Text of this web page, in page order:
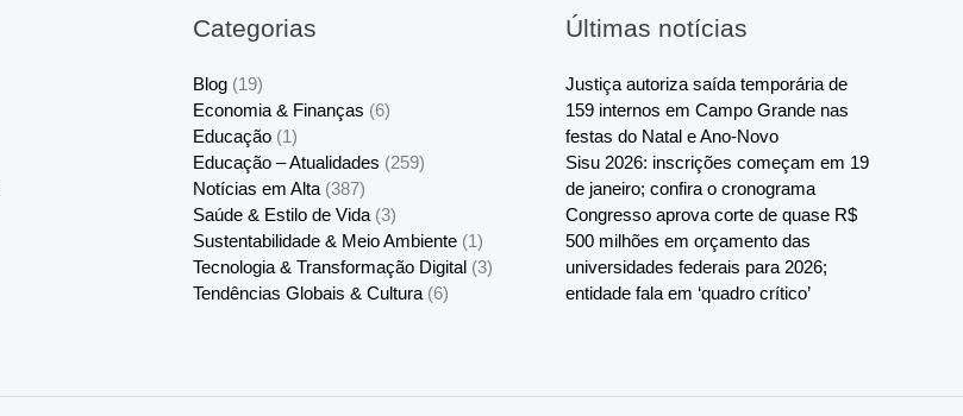
Categorias
Blog (19)
Economia & Finanças (6)
Educação (1)
Educação – Atualidades (259)
Notícias em Alta (387)
Saúde & Estilo de Vida (3)
Sustentabilidade & Meio Ambiente (1)
Tecnologia & Transformação Digital (3)
Tendências Globais & Cultura (6)
Últimas notícias
Justiça autoriza saída temporária de
159 internos em Campo Grande nas
festas do Natal e Ano-Novo
Sisu 2026: inscrições começam em 19
de janeiro; confira o cronograma
Congresso aprova corte de quase R$
500 milhões em orçamento das
universidades federais para 2026;
entidade fala em ‘quadro crítico’